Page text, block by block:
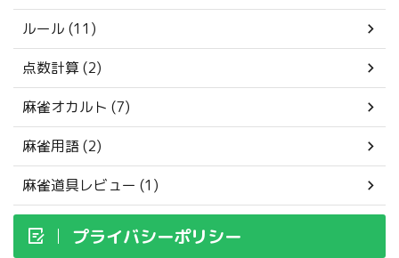
ルール (11)
点数計算 (2)
麻雀オカルト (7)
麻雀用語 (2)
麻雀道具レビュー (1)
プライバシーポリシー